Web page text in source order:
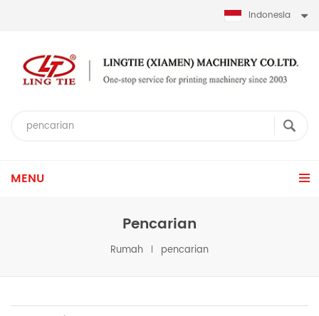
Indonesia
MENU
Pencarian
Rumah pencarian